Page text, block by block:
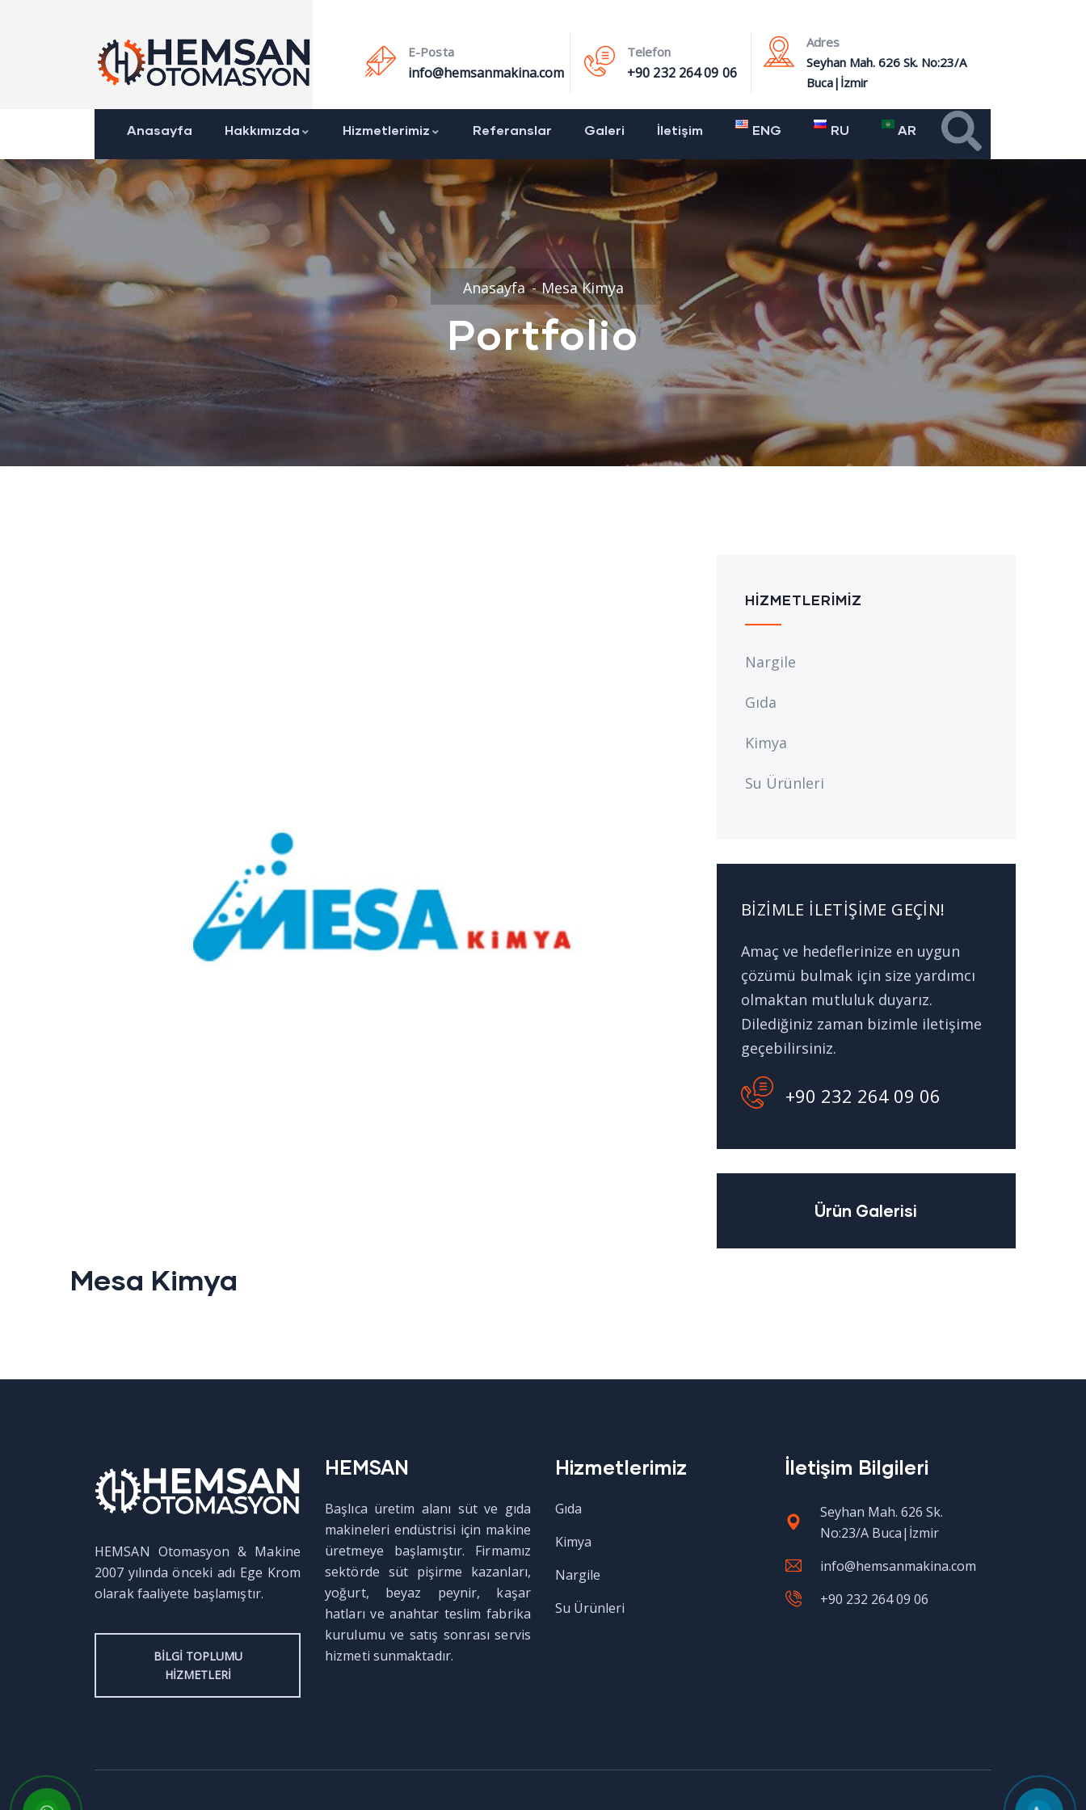
E-Posta
info@hemsanmakina.com
Telefon
+90 232 264 09 06
Adres
Seyhan Mah. 626 Sk. No:23/A
Buca|İzmir
Anasayfa Hakkımızda Hizmetlerimiz Referanslar Galeri İletişim ENG RU AR
Anasayfa Mesa Kimya
Portfolio
Mesa Kimya
HIZMETLERIMIZ
Nargile
Gıda
Kimya
Su Ürünleri
BIZIMLE İLETIŞIME GEÇIN!
Amaç ve hedeflerinize en uygun
çözümü bulmak için size yardımcı
olmaktan mutluluk duyarız.
Dilediğiniz zaman bizimle iletişime
geçebilirsiniz.
+90 232 264 09 06
Ürün Galerisi
HEMSAN Otomasyon & Makine
2007 yılında önceki adı Ege Krom
olarak faaliyete başlamıştır.
BILGI TOPLUMU
HIZMETLERI
HEMSAN
Başlıca üretim alanı süt ve gıda
makineleri endüstrisi için makine
üretmeye başlamıştır. Firmamız
sektörde süt pişirme kazanları,
yoğurt, beyaz peynir, kaşar
hatları ve anahtar teslim fabrika
kurulumu ve satış sonrası servis
hizmeti sunmaktadır.
Hizmetlerimiz
Gıda
Kimya
Nargile
Su Ürünleri
İletişim Bilgileri
Seyhan Mah. 626 Sk.
No:23/A Buca|İzmir
info@hemsanmakina.com
+90 232 264 09 06